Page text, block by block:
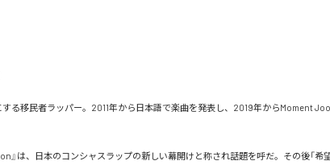
る移民者ラッパー。2011年から日本語で楽曲を発表し、2019年からMoment
』は、日本のコンシャスラップの新しい幕開けと称され話題を呼だ。その後「希